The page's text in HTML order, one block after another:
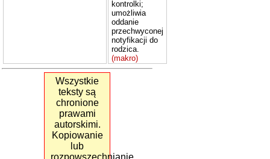
kontrolki;
umożliwia
oddanie
przechwyconej
notyfikacji do
rodzica.
(makro)
Wszystkie
teksty są
chronione
prawami
autorskimi.
Kopiowanie
lub